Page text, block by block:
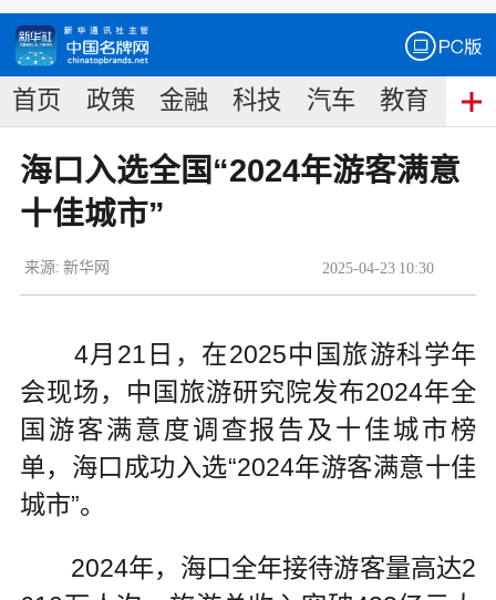
首页 政策 金融 科技 汽车 教育 食
海口入选全国“2024年游客满意
十佳城市”
2025-04-23 10:30
来源: 新华网
4月21日，在2025中国旅游科学年
会现场，中国旅游研究院发布2024年全
国游客满意度调查报告及十佳城市榜
单，海口成功入选“2024年游客满意十佳
城市”。
2024年，海口全年接待游客量高达2